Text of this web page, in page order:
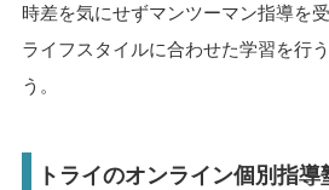
時差を気にせずマンツーマン指導を
ライフスタイルに合わせた学習を行
う。
トライのオンライン個別指